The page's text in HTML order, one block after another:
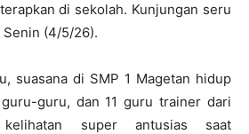
di sekolah. Kunjungan seru
(4/5/26).
suasana di SMP 1 Magetan hidup
guru, dan 11 guru trainer dari
kelihatan super antusias saat